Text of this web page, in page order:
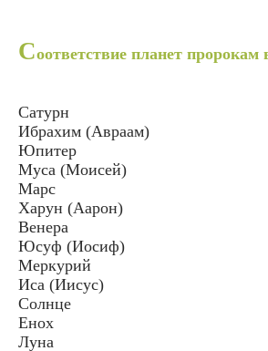
Соответствие планет пророкам
Сатурн
Ибрахим (Авраам)
Юпитер
Муса (Моисей)
Марс
Харун (Аарон)
Венера
Юсуф (Иосиф)
Меркурий
Иса (Иисус)
Солнце
Енох
Луна